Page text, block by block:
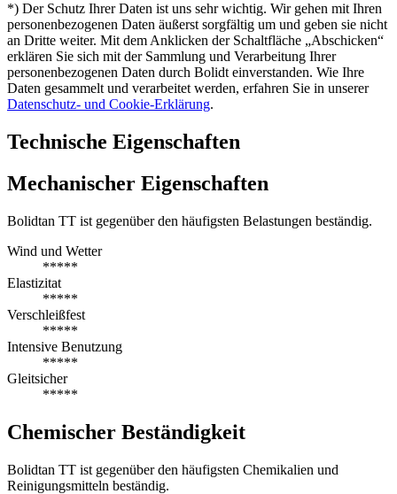
*) Der Schutz Ihrer Daten ist uns sehr wichtig. Wir gehen mit Ihren
personenbezogenen Daten äußerst sorgfältig um und geben sie nicht
an Dritte weiter. Mit dem Anklicken der Schaltfläche „Abschicken“
erklären Sie sich mit der Sammlung und Verarbeitung Ihrer
personenbezogenen Daten durch Bolidt einverstanden. Wie Ihre
Daten gesammelt und verarbeitet werden, erfahren Sie in unserer
Datenschutz- und Cookie-Erklärung.
Technische Eigenschaften
Mechanischer Eigenschaften
Bolidtan TT ist gegenüber den häufigsten Belastungen beständig.
Wind und Wetter
*****
Elastizitat
*****
Verschleißfest
*****
Intensive Benutzung
*****
Gleitsicher
*****
Chemischer Beständigkeit
Bolidtan TT ist gegenüber den häufigsten Chemikalien und
Reinigungsmitteln beständig.